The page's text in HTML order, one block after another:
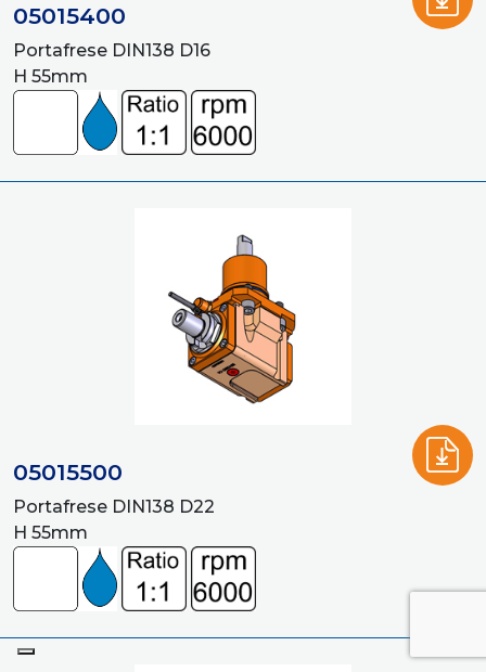
05015400
Portafrese DIN138 D16
H 55mm
05015500
Portafrese DIN138 D22
H 55mm